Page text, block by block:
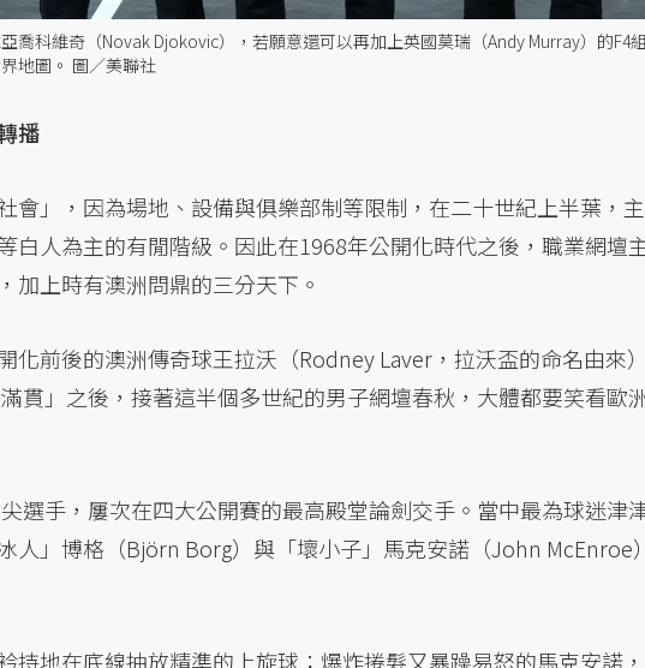
喬科維奇（Novak Djokovic），若願意還可以再加上英國莫瑞（Andy Murray）的F4
地圖。 圖／美聯社
播
會」，因為場地、設備與俱樂部制等限制，在二十世紀上半葉，主
白人為主的有閒階級。因此在1968年公開化時代之後，職業網壇
加上時有澳洲問鼎的三分天下。
化前後的澳洲傳奇球王拉沃（Rodney Laver，拉沃盃的命名由來
貫」之後，接著這半個多世紀的男子網壇春秋，大體都要笑看歐
選手，屢次在四大公開賽的最高殿堂論劍交手。當中最為球迷津
人」博格（Björn Borg）與「壞小子」馬克安諾（John McEnroe
持地在底線抽放精準的上旋球；爆炸捲髮又暴躁易怒的馬克安諾，